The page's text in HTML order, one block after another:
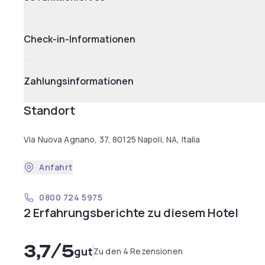
Check-in-Informationen
Zahlungsinformationen
Standort
Via Nuova Agnano, 37, 80125 Napoli, NA, Italia
Anfahrt
0800 724 5975
2 Erfahrungsberichte zu diesem Hotel
3,7/5gutZu den 4 Rezensionen